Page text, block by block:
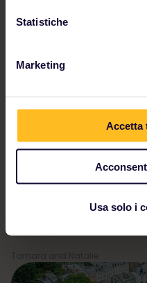
Statistiche
Marketing
Accetta
Usa solo i
&quot;Abbiamo
e abbiamo
Con Interrail hai